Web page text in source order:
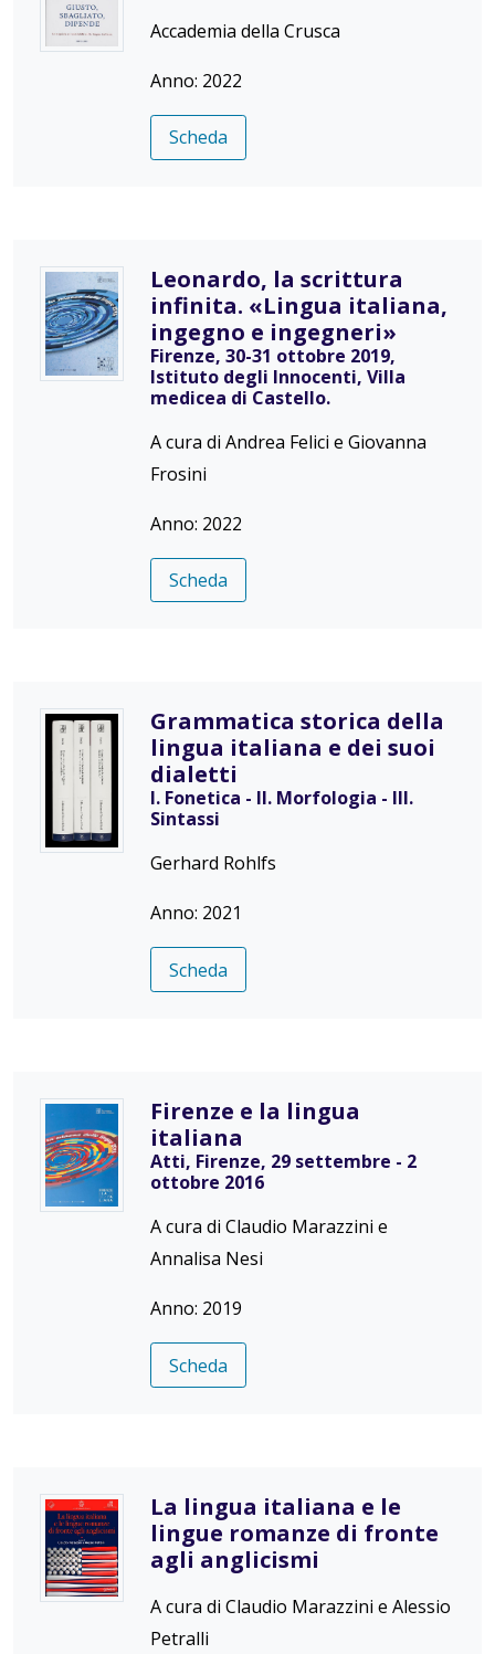
Accademia della Crusca
Anno: 2022
Scheda
Leonardo, la scrittura
infinita. «Lingua italiana,
ingegno e ingegneri»
Firenze, 30-31 ottobre 2019,
Istituto degli Innocenti, Villa
medicea di Castello.
A cura di Andrea Felici e Giovanna
Frosini
Anno: 2022
Scheda
Grammatica storica della
lingua italiana e dei suoi
dialetti
I. Fonetica - II. Morfologia - III.
Sintassi
Gerhard Rohlfs
Anno: 2021
Scheda
Firenze e la lingua
italiana
Atti, Firenze, 29 settembre - 2
ottobre 2016
A cura di Claudio Marazzini e
Annalisa Nesi
Anno: 2019
Scheda
La lingua italiana e le
lingue romanze di fronte
agli anglicismi
A cura di Claudio Marazzini e Alessio
Petralli